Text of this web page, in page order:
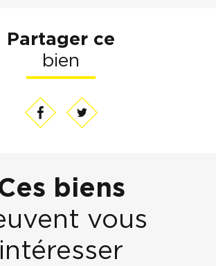
Partager ce
bien
biens
vous
intéresser